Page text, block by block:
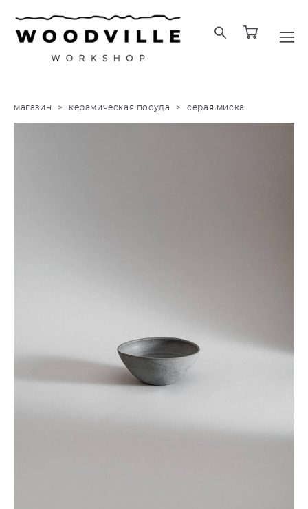
магазин > керамическая посуда > cерая миска